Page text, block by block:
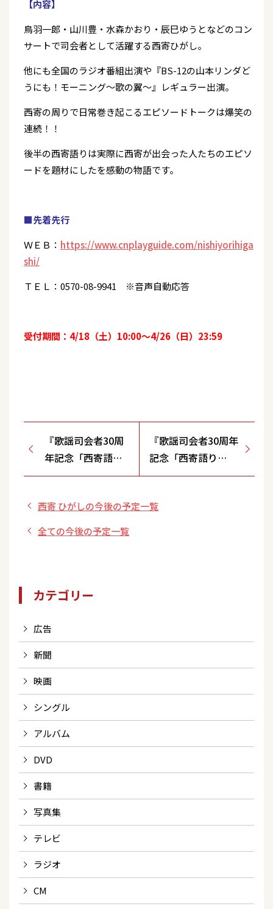
【内容】
鳥羽一郎・山川豊・水森かおり・辰巳ゆうとなどのコン
サートで司会者として活躍する西寄ひがし。
他にも全国のラジオ番組出演や『BS-12の山本リンダど
うにも！モーニング〜歌の翼〜』レギュラー出演。
西寄の周りで日常巻き起こるエピソードトークは爆笑の
連続！！
後半の西寄語りは実際に西寄が出会った人たちのエピソ
ードを題材にしたを感動の物語です。
■先着先行
ＷＥＢ： https://www.cnplayguide.com/nishiyorihiga
shi/
ＴＥＬ：0570-08-9941 ※音声自動応答
受付期間：4/18（土）10:00～4/26（日）23:59
『歌謡司会者30周
年記念「西寄語り
2026」全国ツアー
木馬亭（東京）＞
『歌謡司会者30周年
記念「西寄語り
2026」全国ツアー
棠館show劇場（福
西寄 ひがしの今後の予定一覧
全ての今後の予定一覧
カテゴリー
広告
新聞
映画
シングル
アルバム
DVD
書籍
写真集
テレビ
ラジオ
CM